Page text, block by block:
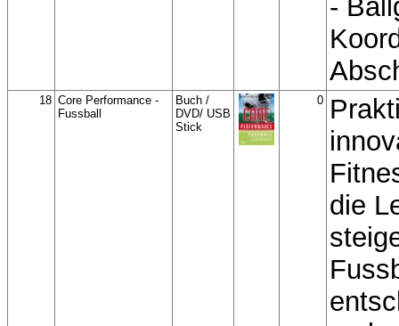
-
18 Core Performance -
Fussball
Buch /
DVD/ USB
Stick
0
die